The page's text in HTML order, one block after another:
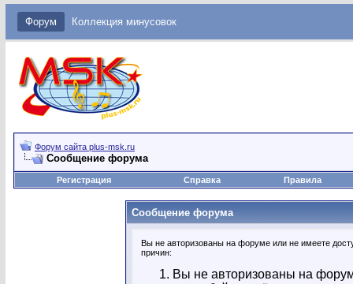
Форум Коллекция минусовок
Форум сайта plus-msk.ru
Сообщение форума
Регистрация Справка Правила
Сообщение форума
Вы не авторизованы на форуме или не имеете
причин:
Вы не авторизованы на